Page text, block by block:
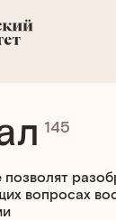
145
вопросах